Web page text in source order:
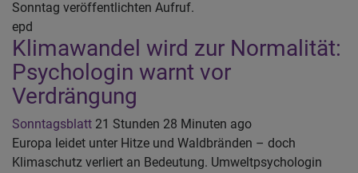
Sonntag veröffentlichten Aufruf.
epd
Klimawandel wird zur Normalität:
Psychologin warnt vor
Verdrängung
Sonntagsblatt 21 Stunden 28 Minuten ago
Europa leidet unter Hitze und Waldbränden – doch
Klimaschutz verliert an Bedeutung. Umweltpsychologin